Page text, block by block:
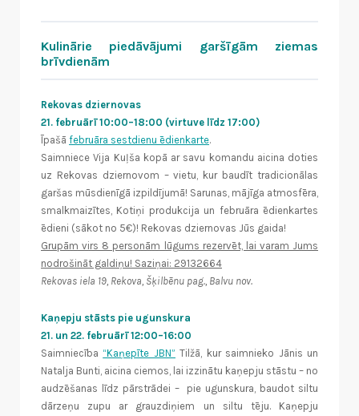
Kulinārie piedāvājumi garšīgām ziemas
brīvdienām
Rekovas dziernovas
21. februārī 10:00–18:00 (virtuve līdz 17:00)
Īpašā februāra sestdienu ēdienkarte.
Saimniece Vija Kuļša kopā ar savu komandu aicina doties
uz Rekovas dziernovom – vietu, kur baudīt tradicionālas
garšas mūsdienīgā izpildījumā! Sarunas, mājīga atmosfēra,
smalkmaizītes, Kotiņi produkcija un februāra ēdienkartes
ēdieni (sākot no 5€)! Rekovas dziernovas Jūs gaida!
Grupām virs 8 personām lūgums rezervēt, lai varam Jums
nodrošināt galdiņu! Saziņai: 29132664
Rekovas iela 19, Rekova, Šķilbēnu pag., Balvu nov.
Kaņepju stāsts pie ugunskura
21. un 22. februārī 12:00–16:00
Saimniecība “Kaņepīte JBN” Tilžā, kur saimnieko Jānis un
Natalja Bunti, aicina ciemos, lai izzinātu kaņepju stāstu – no
audzēšanas līdz pārstrādei – pie ugunskura, baudot siltu
dārzeņu zupu ar grauzdiņiem un siltu tēju. Kaņepju